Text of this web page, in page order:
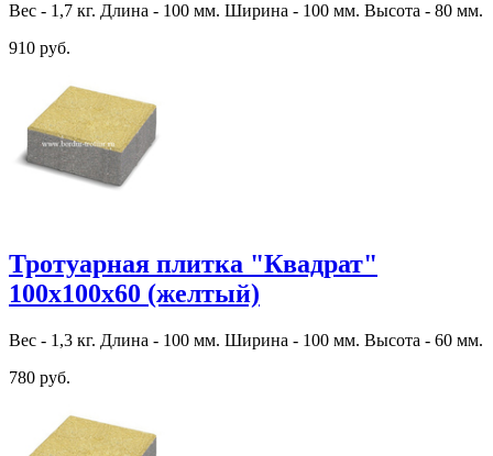
Вес - 1,7 кг. Длина - 100 мм. Ширина - 100 мм. Высота - 80 мм.
910 руб.
Тротуарная плитка "Квадрат"
100х100х60 (желтый)
Вес - 1,3 кг. Длина - 100 мм. Ширина - 100 мм. Высота - 60 мм.
780 руб.